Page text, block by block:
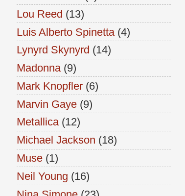
Lou Reed (13)
Luis Alberto Spinetta (4)
Lynyrd Skynyrd (14)
Madonna (9)
Mark Knopfler (6)
Marvin Gaye (9)
Metallica (12)
Michael Jackson (18)
Muse (1)
Neil Young (16)